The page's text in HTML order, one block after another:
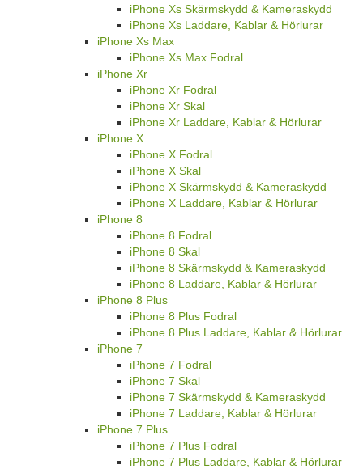
iPhone Xs Skärmskydd & Kameraskydd
iPhone Xs Laddare, Kablar & Hörlurar
iPhone Xs Max
iPhone Xs Max Fodral
iPhone Xr
iPhone Xr Fodral
iPhone Xr Skal
iPhone Xr Laddare, Kablar & Hörlurar
iPhone X
iPhone X Fodral
iPhone X Skal
iPhone X Skärmskydd & Kameraskydd
iPhone X Laddare, Kablar & Hörlurar
iPhone 8
iPhone 8 Fodral
iPhone 8 Skal
iPhone 8 Skärmskydd & Kameraskydd
iPhone 8 Laddare, Kablar & Hörlurar
iPhone 8 Plus
iPhone 8 Plus Fodral
iPhone 8 Plus Laddare, Kablar & Hörlurar
iPhone 7
iPhone 7 Fodral
iPhone 7 Skal
iPhone 7 Skärmskydd & Kameraskydd
iPhone 7 Laddare, Kablar & Hörlurar
iPhone 7 Plus
iPhone 7 Plus Fodral
iPhone 7 Plus Laddare, Kablar & Hörlurar